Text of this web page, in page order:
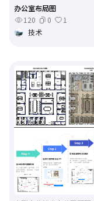
办公室布局图
120
0
1
技术